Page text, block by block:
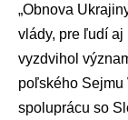
„Obnova
vlády, pre ľudí aj
vyzdvihol
poľského Sejmu
spoluprácu so